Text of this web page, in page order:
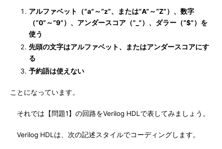
アルファベット（“a”～“z”、または“A”～“Z”）、数字
（“0”～“9”）、アンダースコア（“_”）、ダラー（“$”）を
使う
先頭の文字はアルファベット、またはアンダースコアにす
る
予約語は使えない
ことになっています。
それでは【問題1】の回路をVerilog HDLで表してみましょう。
Verilog HDLは、次の記述スタイルでコーディングします。